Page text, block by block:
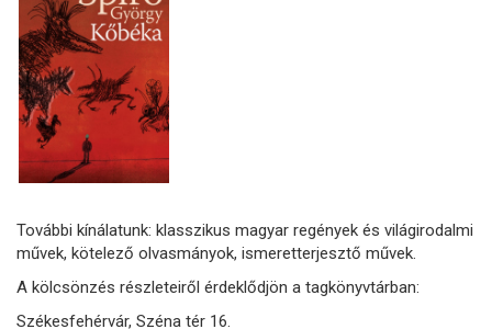
További kínálatunk: klasszikus magyar regények és világirodalmi
művek, kötelező olvasmányok, ismeretterjesztő művek.
A kölcsönzés részleteiről érdeklődjön a tagkönyvtárban:
Székesfehérvár, Széna tér 16.